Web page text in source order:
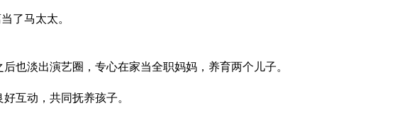
了马太太。
也淡出演艺圈，专心在家当全职妈妈，养育两个儿子。
互动，共同抚养孩子。